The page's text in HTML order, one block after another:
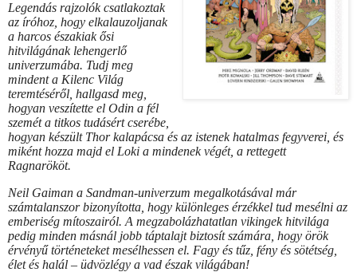
Legendás rajzolók csatlakoztak
az íróhoz, hogy elkalauzoljanak
a harcos északiak ősi
hitvilágának lehengerlő
univerzumába. Tudj meg
mindent a Kilenc Világ
teremtéséről, hallgasd meg,
hogyan veszítette el Odin a fél
szemét a titkos tudásért cserébe,
hogyan készült Thor kalapácsa és az istenek hatalmas fegyverei, és
miként hozza majd el Loki a mindenek végét, a rettegett
Ragnarököt.
Neil Gaiman a Sandman-univerzum megalkotásával már
számtalanszor bizonyí­totta, hogy különleges érzékkel tud mesélni az
emberiség mítoszai­ról. A megzabolázhatatlan vikingek hitvilága
pedig minden másnál jobb táptalajt biztosít számára, hogy örök
érvényű történeteket mesélhessen el. Fagy és tűz, fény és sötétség,
élet és halál – üdvözlégy a vad észak világában!